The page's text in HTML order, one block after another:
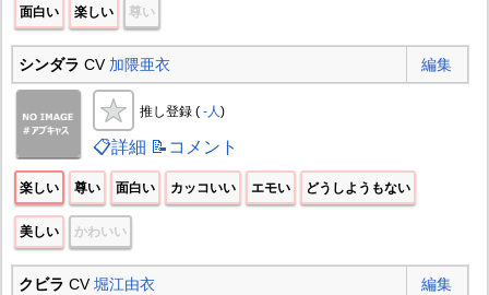
面白い 楽しい 尊い
シンダラ CV 加隈亜衣 編集
推し登録 ( -人 )
📋詳細 📝コメント
楽しい 尊い 面白い カッコいい エモい どうしようもない
美しい かわいい
クビラ CV堀江由衣 編集